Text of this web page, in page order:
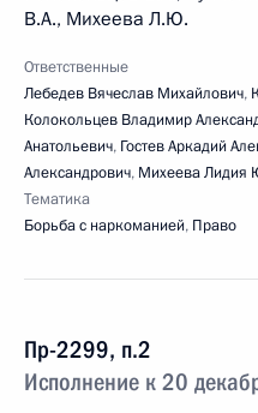
В.А., Михеева Л.Ю.
Ответственные
Лебедев Вячеслав Михайлович,
Колокольцев Владимир
Анатольевич, Гостев Аркадий
Александрович, Михеева Лидия
Тематика
Борьба с наркоманией, Право
Пр-2299, п.2
Исполнение к 20